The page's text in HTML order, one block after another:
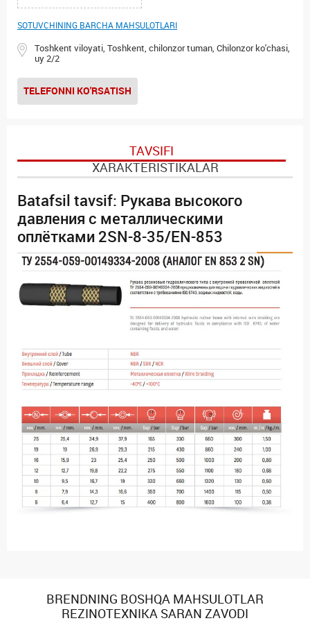
SOTUVCHINING BARCHA MAHSULOTLARI
Toshkent viloyati, Toshkent, chilonzor tuman, Chilonzor ko'chasi,
uy 2/2
TELEFONNI KO'RSATISH
TAVSIFI
XARAKTERISTIKALAR
Batafsil tavsif: Рукава высокого
давления с металлическими
оплётками 2SN-8-35/EN-853
BRENDNING BOSHQA MAHSULOTLAR
REZINOTEXNIKA SARAN ZAVODI